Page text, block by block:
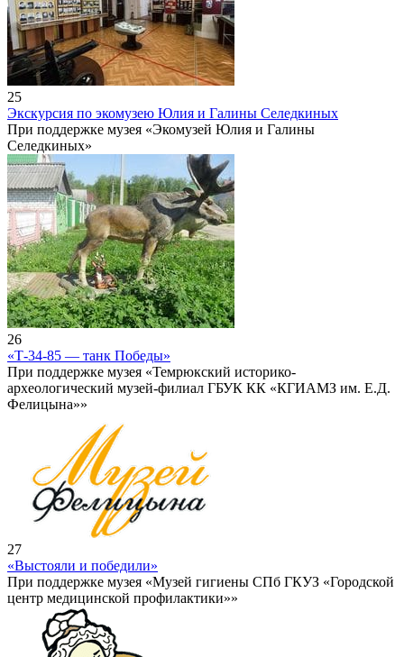
25
Экскурсия по экомузею Юлия и Галины Селедкиных
При поддержке музея «Экомузей Юлия и Галины
Селедкиных»
26
«Т-34-85 — танк Победы»
При поддержке музея «Темрюкский историко-
археологический музей-филиал ГБУК КК «КГИАМЗ им. Е.Д.
Фелицына»»
27
«Выстояли и победили»
При поддержке музея «Музей гигиены СПб ГКУЗ «Городской
центр медицинской профилактики»»